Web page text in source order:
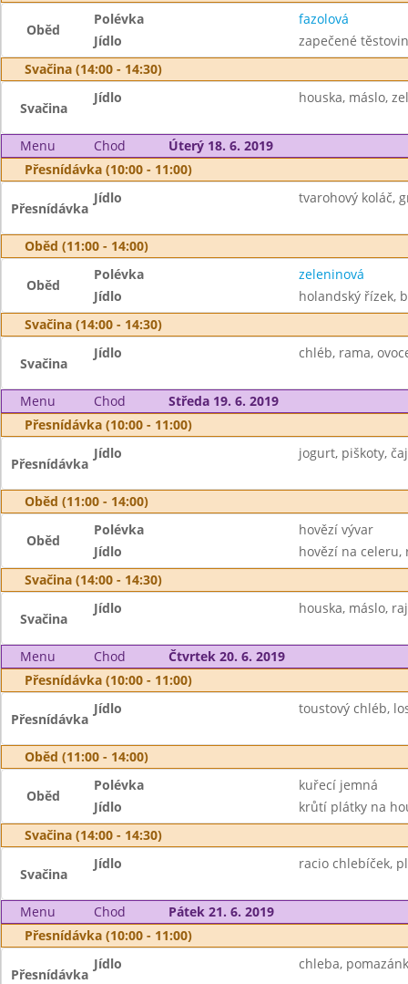
Oběd
Polévka
fazolová
Jídlo
zapečené
Svačina (14:00 - 14:30)
Svačina
Jídlo houska, máslo,
Menu Chod
Úterý 18. 6. 2019
Přesnídávka (10:00 - 11:00)
Přesnídávka
Jídlo tvarohový koláč,
Oběd (11:00 - 14:00)
Oběd
Polévka
zeleninová
Jídlo
holandský řízek,
Svačina (14:00 - 14:30)
Svačina
Jídlo chléb, rama,
Menu Chod
Středa 19. 6. 2019
Přesnídávka (10:00 - 11:00)
Přesnídávka
Jídlo jogurt, piškoty, čaj
Oběd (11:00 - 14:00)
Oběd
Polévka
hovězí vývar
Jídlo
hovězí na celeru,
Svačina (14:00 - 14:30)
Svačina
Jídlo houska, máslo,
Menu Chod
Čtvrtek 20. 6. 2019
Přesnídávka (10:00 - 11:00)
Přesnídávka
Jídlo toustový chléb,
Oběd (11:00 - 14:00)
Oběd
Polévka
kuřecí jemná
Jídlo
krůtí plátky na
Svačina (14:00 - 14:30)
Svačina
Jídlo racio chlebíček,
Menu Chod
Pátek 21. 6. 2019
Přesnídávka (10:00 - 11:00)
Přesnídávka
Jídlo chleba,